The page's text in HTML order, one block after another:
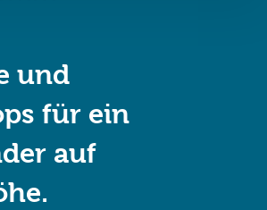
und
für ein
auf